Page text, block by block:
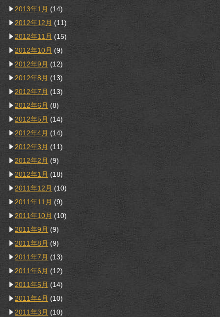
2013年1月 (14)
2012年12月 (11)
2012年11月 (15)
2012年10月 (9)
2012年9月 (12)
2012年8月 (13)
2012年7月 (13)
2012年6月 (8)
2012年5月 (14)
2012年4月 (14)
2012年3月 (11)
2012年2月 (9)
2012年1月 (18)
2011年12月 (10)
2011年11月 (9)
2011年10月 (10)
2011年9月 (9)
2011年8月 (9)
2011年7月 (13)
2011年6月 (12)
2011年5月 (14)
2011年4月 (10)
2011年3月 (10)